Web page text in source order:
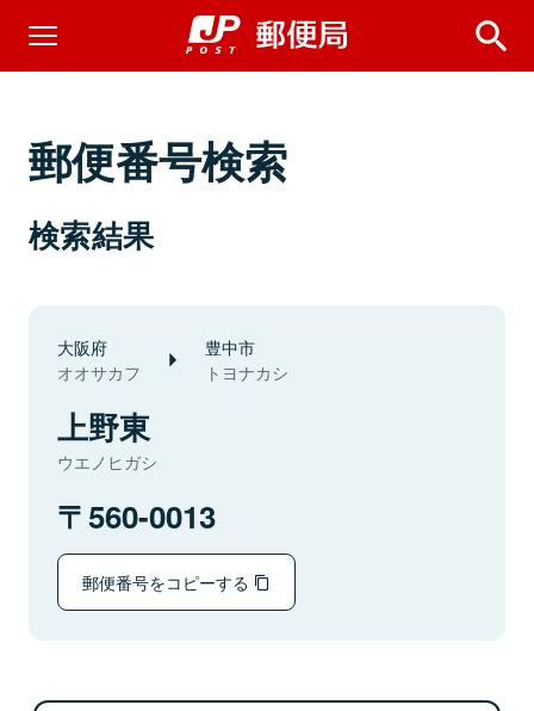
郵便番号検索
検索結果
大阪府
オオサカフ
豊中市
トヨナカシ
上野東
ウエノヒガシ
560-0013
郵便番号をコピーする